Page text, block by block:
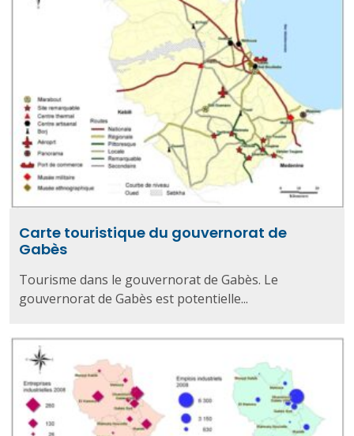
Carte touristique du gouvernorat de
Gabès
Tourisme dans le gouvernorat de Gabès. Le
gouvernorat de Gabès est potentielle...